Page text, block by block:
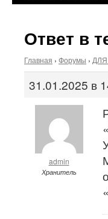
Ответ в
Главная › Форумы ›
31.01.2025 в
admin
Хранитель